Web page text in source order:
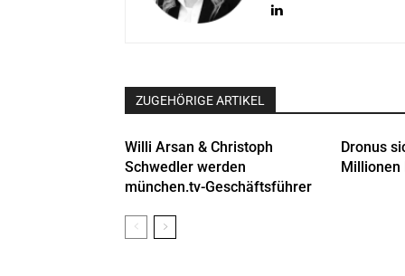
ZUGEHÖRIGE ARTIKEL
Willi Arsan & Christoph
Schwedler werden
münchen.tv-Geschäftsführer
Dronus
Millionen